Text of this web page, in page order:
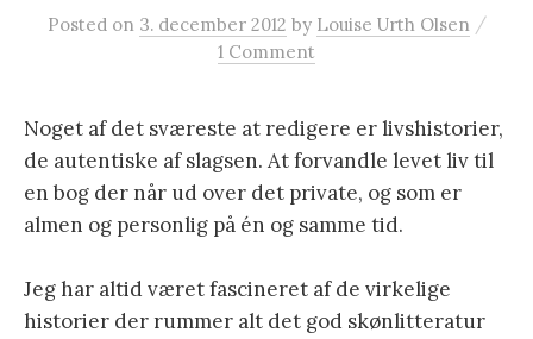
Posted on 3. december 2012 by Louise Urth Olsen /
1 Comment
Noget af det sværeste at redigere er livshistorier,
de autentiske af slagsen. At forvandle levet liv til
en bog der når ud over det private, og som er
almen og personlig på én og samme tid.
Jeg har altid været fascineret af de virkelige
historier der rummer alt det god skønlitteratur